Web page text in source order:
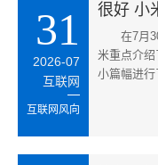
31
2026-07
互联网
互联网风向
很好 小
在7月
米重点介
小篇幅进